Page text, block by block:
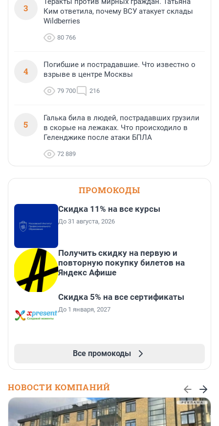
3
Ким ответила, почему ВСУ атакует склады
Wildberries
80 766
4
Погибшие и пострадавшие. Что известно о
взрыве в центре Москвы
79 700 216
5
Галька била в людей, пострадавших грузили
в скорые на лежаках. Что происходило в
Геленджике после атаки БПЛА
72 889
ПРОМОКОДЫ
Скидка 11% на все курсы
До 31 августа, 2026
Получить скидку на первую и
повторную покупку билетов на
Яндекс Афише
Скидка 5% на все сертификаты
До 1 января, 2027
Все промокоды
НОВОСТИ КОМПАНИЙ